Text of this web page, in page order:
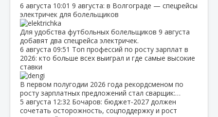
6 августа 10:01 9 августа: в Волгограде — спецрейсы
электричек для болельщиков
Для удобства футбольных болельщиков 9 августа
добавят два спецрейса электричек.
6 августа 09:51 Топ профессий по росту зарплат в
2026: кто больше всех выиграл и где самые высокие
ставки
В первом полугодии 2026 года рекордсменом по
росту зарплатных предложений стал сварщик:…
5 августа 12:32 Бочаров: бюджет‑2027 должен
сочетать осторожность, соцподдержку и рост